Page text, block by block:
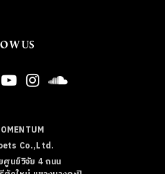
US
Co.,Ltd.
ศูนย์วิจัย 4 ถนน